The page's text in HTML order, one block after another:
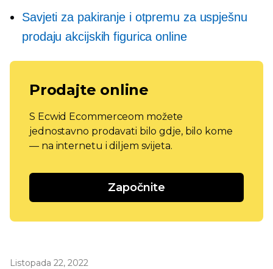
Savjeti za pakiranje i otpremu za uspješnu
prodaju akcijskih figurica online
Prodajte online
S Ecwid Ecommerceom možete
jednostavno prodavati bilo gdje, bilo kome
— na internetu i diljem svijeta.
Započnite
Listopada 22, 2022